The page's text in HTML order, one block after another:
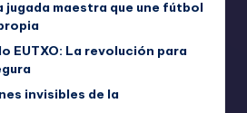
jugada maestra que une fútbol
EUTXO: La revolución para
invisibles de la